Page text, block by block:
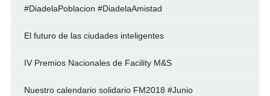
#DiadelaPoblacion #DiadelaAmistad
El futuro de las ciudades inteligentes
IV Premios Nacionales de Facility M&S
Nuestro calendario solidario FM2018 #Junio